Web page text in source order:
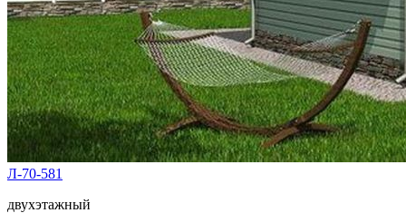
Л-70-581
двухэтажный